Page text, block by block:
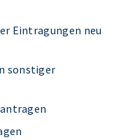
Eintragungen neu
sonstiger